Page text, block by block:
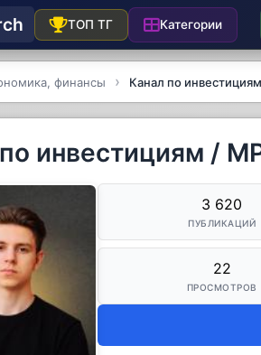
ТОП ТГ Категории
финансы Канал по
инвестициям /
3 620
ПУБЛИКАЦИЙ
22
ПРОСМОТРОВ